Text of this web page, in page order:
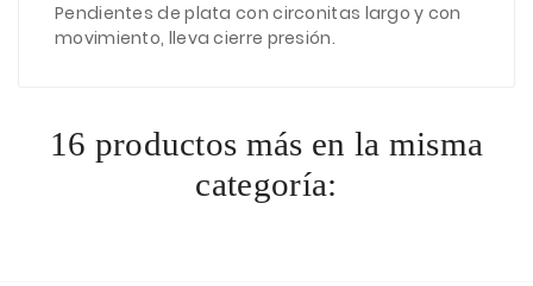
Pendientes de plata con circonitas largo y con
movimiento, lleva cierre presión.
16 productos más en la misma
categoría: